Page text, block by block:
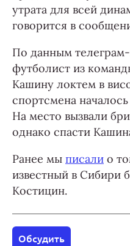
утрата для всей
говорится в
По данным
футболист из
Кашину локтем в
спортсмена
На место вызвали
однако спасти
Ранее мы писали о
известный в Сибири
Костицин.
Обсудить